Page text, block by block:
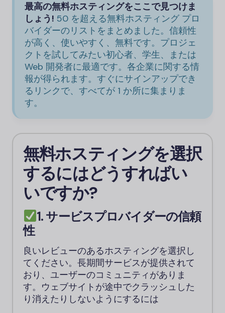
最高の無料ホスティングをここで見つけま
しょう! 50 を超える無料ホスティング プロ
バイダーのリストをまとめました。信頼性
が高く、使いやすく、無料です。プロジェ
クトを試してみたい初心者、学生、または
Web 開発者に最適です。各企業に関する情
報が得られます。すぐにサインアップでき
るリンクで、すべてが 1 か所に集まりま
す。
無料ホスティングを選択
するにはどうすればい
いですか?
1. サービスプロバイダーの信頼
性
良いレビューのあるホスティングを選択し
てください。長期間サービスが提供されて
おり、ユーザーのコミュニティがありま
す。ウェブサイトが途中でクラッシュした
り消えたりしないようにするには